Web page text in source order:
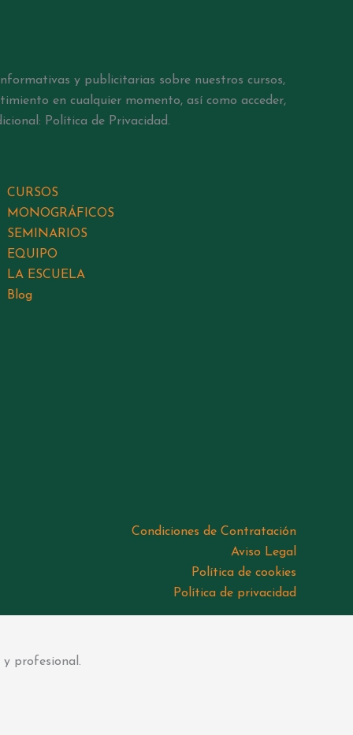
y publicitarias sobre nuestros cursos,
en cualquier momento, así como acceder,
Política de Privacidad.
CURSOS
MONOGRÁFICOS
SEMINARIOS
EQUIPO
LA ESCUELA
Blog
Condiciones de Contratación
Aviso Legal
Política de cookies
Política de privacidad
y profesional.